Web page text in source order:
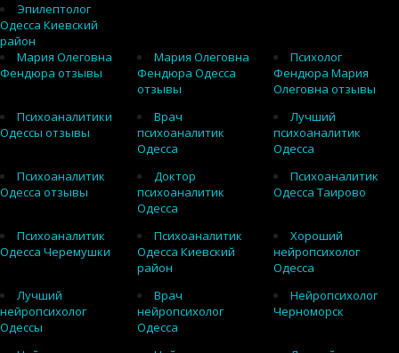
Эпилептолог
Одесса Киевский
район
Мария Олеговна
Фендюра отзывы
Мария Олеговна
Фендюра Одесса
отзывы
Психолог
Фендюра Мария
Олеговна отзывы
Психоаналитики
Одессы отзывы
Врач
психоаналитик
Одесса
Лучший
психоаналитик
Одесса
Психоаналитик
Одесса отзывы
Доктор
психоаналитик
Одесса
Психоаналитик
Одесса Таирово
Психоаналитик
Одесса Черемушки
Психоаналитик
Одесса Киевский
район
Хороший
нейропсихолог
Одесса
Лучший
нейропсихолог
Одессы
Врач
нейропсихолог
Одесса
Нейропсихолог
Черноморск